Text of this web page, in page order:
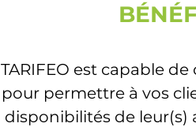
TARIFEO est capable
pour permettre à vos
disponibilités de